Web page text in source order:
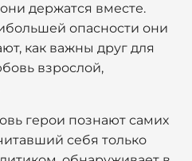
держатся вместе.
опасности они
как важны друг для
взрослой,
герои познают самих
себя только